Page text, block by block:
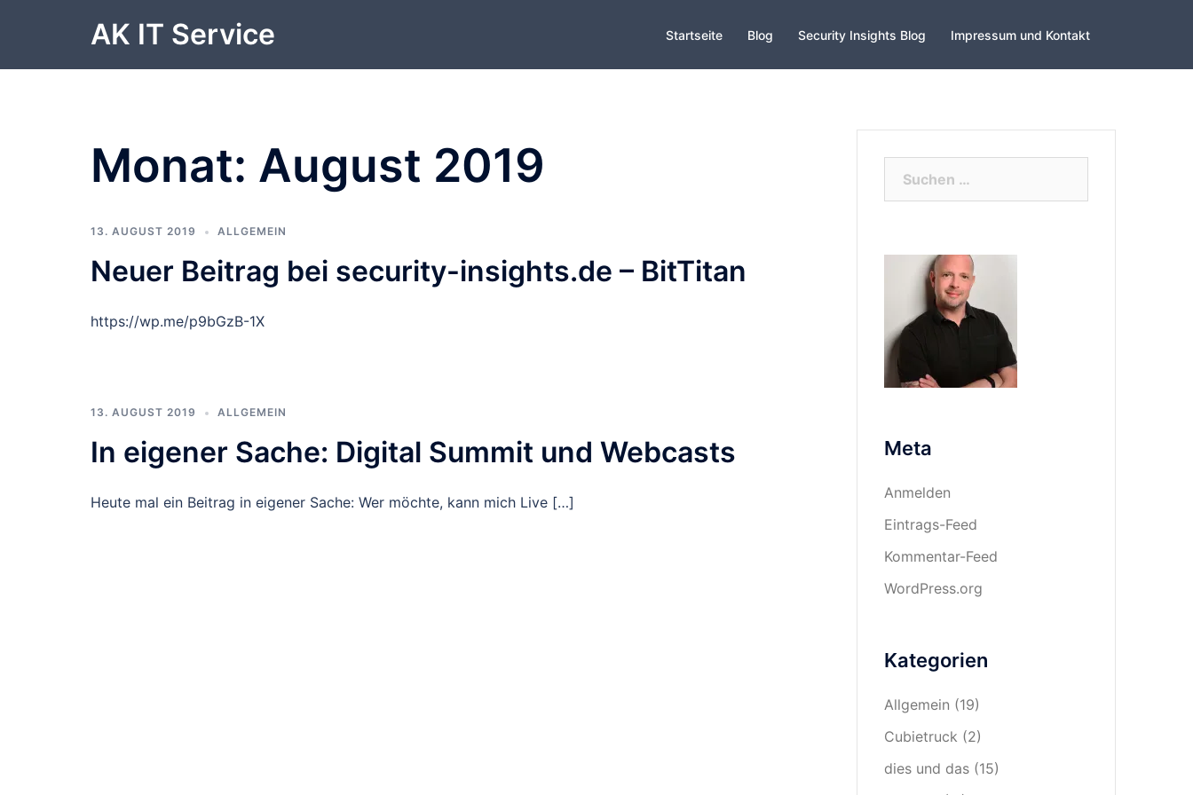
AK IT Service Startseite Blog Security Insights Blog Impressum und Kontakt
Monat: August 2019
13. AUGUST 2019 ALLGEMEIN
Neuer Beitrag bei security-insights.de – BitTitan
https://wp.me/p9bGzB-1X
13. AUGUST 2019 ALLGEMEIN
In eigener Sache: Digital Summit und Webcasts
Heute mal ein Beitrag in eigener Sache: Wer möchte, kann mich Live […]
Meta
Anmelden
Eintrags-Feed
Kommentar-Feed
WordPress.org
Kategorien
Allgemein (19)
Cubietruck (2)
dies und das(15)